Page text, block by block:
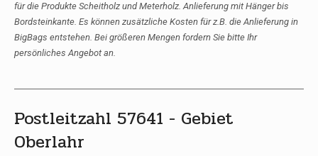
für die Produkte Scheitholz und Meterholz. Anlieferung mit Hänger bis
Bordsteinkante. Es können zusätzliche Kosten für z.B. die Anlieferung in
BigBags entstehen. Bei größeren Mengen fordern Sie bitte Ihr
persönliches Angebot an.
Postleitzahl 57641 - Gebiet
Oberlahr